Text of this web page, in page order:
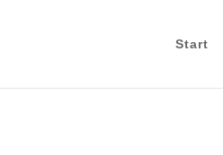
Start